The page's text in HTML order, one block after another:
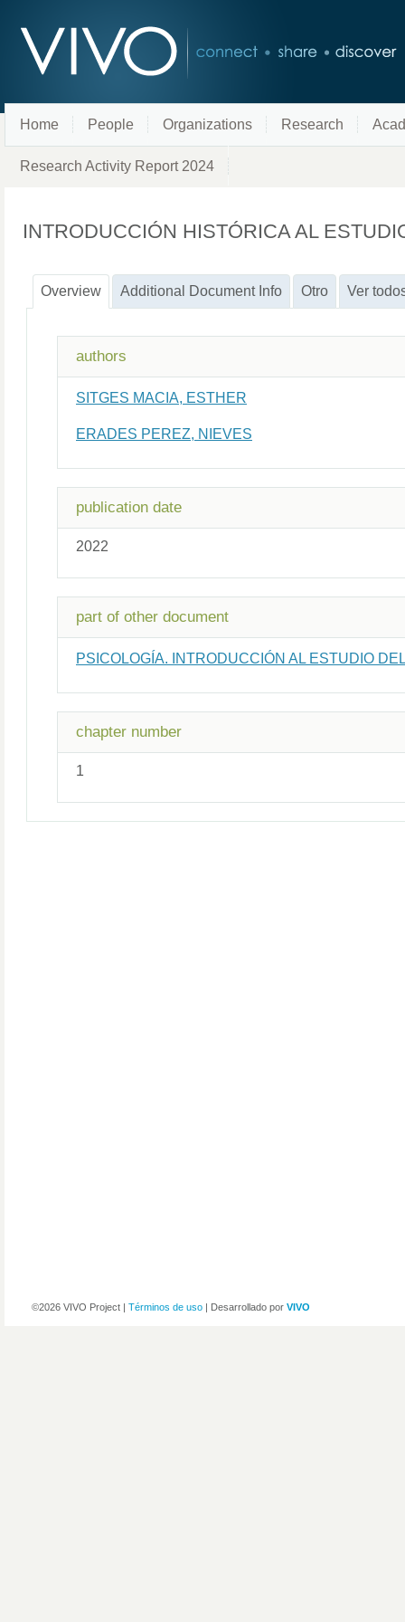
Home People Organizations Research
Research Activity Report 2024
INTRODUCCIÓN HISTÓRICA AL
Overview Additional Document Info Otro Ver
authors
SITGES MACIA, ESTHER
ERADES PEREZ, NIEVES
publication date
2022
part of other document
PSICOLOGÍA. INTRODUCCIÓN AL ESTUDIO
chapter number
1
©2026 VIVO Project | Términos de uso | Desarrollado por VIVO